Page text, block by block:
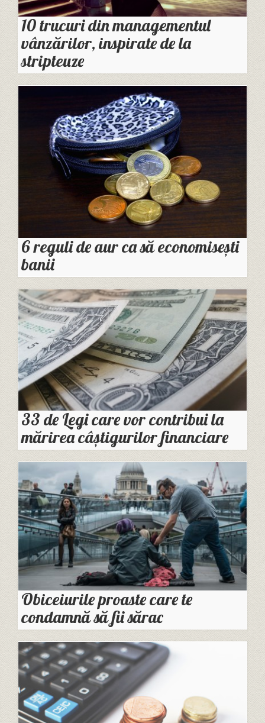
10 trucuri din managementul
vânzărilor, inspirate de la
stripteuze
6 reguli de aur ca să economisești
banii
33 de Legi care vor contribui la
mărirea câștigurilor financiare
Obiceiurile proaste care te
condamnă să fii sărac